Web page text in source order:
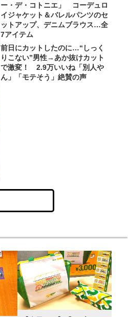
ー・デ・コトニエ」 コーデュロ
イジャケット＆バレルパンツのセ
ットアップ、デニムブラウス…全
7アイテム
前日にカットしたのに…“しっく
りこない”男性→あか抜けカット
で激変！ 2.9万いいね「別人や
ん」「モテそう」絶賛の声